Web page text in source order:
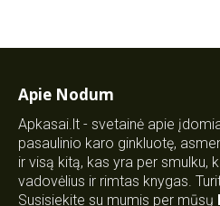
Apie Nodum
Apkasai.lt - svetainė apie
pasaulinio karo ginkluotę,
ir visą kitą, kas yra per smulku,
vadovėlius ir rimtas knygas.
Susisiekite su mumis per mūsų